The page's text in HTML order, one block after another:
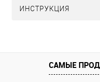
ИНСТРУКЦИЯ
САМЫЕ